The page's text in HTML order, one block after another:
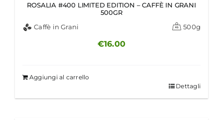
ROSALIA #400 LIMITED EDITION – CAFFÈ IN GRANI
500GR
Caffè in Grani
500g
€16.00
Aggiungi al carrello
Dettagli